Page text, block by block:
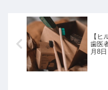
【ヒ
歯医
月8日